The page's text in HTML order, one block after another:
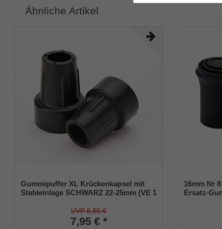
Ähnliche Artikel
Gummipuffer XL Krückenkapsel mit
Stahleinlage SCHWARZ 22-25mm (VE 1
UVP 8,95 €
7,95 € *
16mm Nr
Ersatz-